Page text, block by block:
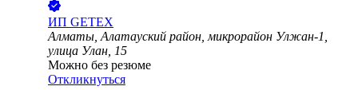
ИП GETEX
Алматы, Алатауский район, микрорайон Улжан-1,
улица Улан, 15
Можно без резюме
Откликнуться